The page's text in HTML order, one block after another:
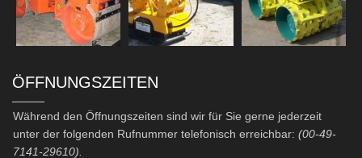
ÖFFNUNGSZEITEN
Während den Öffnungszeiten sind wir für Sie gerne jederzeit
unter der folgenden Rufnummer telefonisch erreichbar: (00-49-
7141-29610).